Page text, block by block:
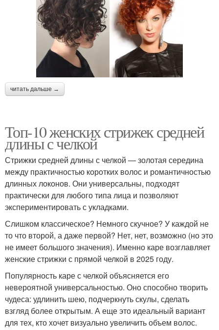
читать дальше →
Топ-10 женских стрижек средней
длины с челкой
Стрижки средней длины с челкой — золотая середина
между практичностью коротких волос и романтичностью
длинных локонов. Они универсальны, подходят
практически для любого типа лица и позволяют
экспериментировать с укладками.
Слишком классическое? Немного скучное? У каждой не
то что второй, а даже первой? Нет, нет, возможно (но это
не имеет большого значения). Именно каре возглавляет
женские стрижки с прямой челкой в 2025 году.
Популярность каре с челкой объясняется его
невероятной универсальностью. Оно способно творить
чудеса: удлинить шею, подчеркнуть скулы, сделать
взгляд более открытым. А еще это идеальный вариант
для тех, кто хочет визуально увеличить объем волос.